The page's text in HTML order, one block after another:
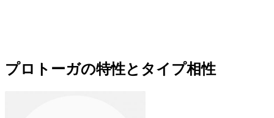
プロトーガの特性とタイプ相性